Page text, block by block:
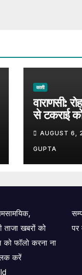
काशी
वाराणसी:
से टकराई
बड़ा हादसा
पर उठे
AUGUST 6,
GUPTA
ताजा खबरों को
फॉलो करना ना
करें
पर